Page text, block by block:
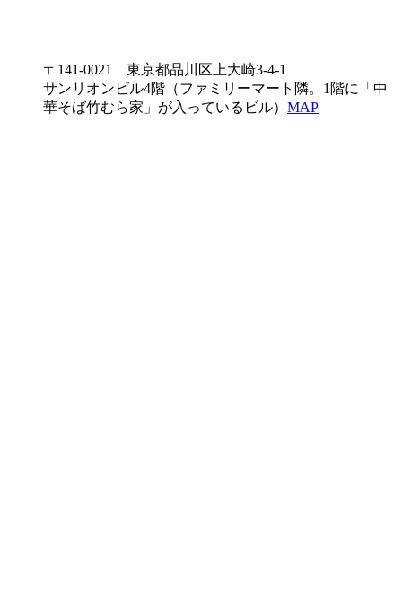
〒141-0021 東京都品川区上大崎3-4-1
サンリオンビル4階（ファミリーマート隣。1階に「中
華そば竹むら家」が入っているビル） MAP